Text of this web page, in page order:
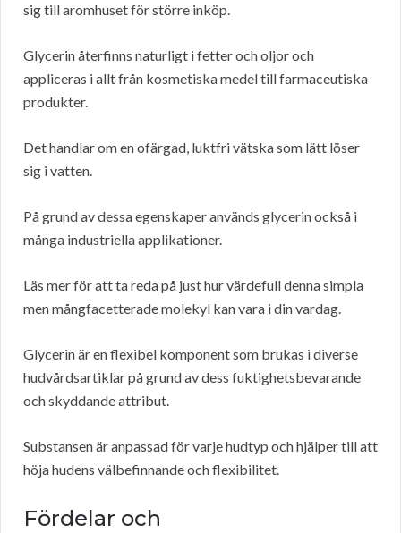
sig till aromhuset för större inköp.
Glycerin återfinns naturligt i fetter och oljor och
appliceras i allt från kosmetiska medel till farmaceutiska
produkter.
Det handlar om en ofärgad, luktfri vätska som lätt löser
sig i vatten.
På grund av dessa egenskaper används glycerin också i
många industriella applikationer.
Läs mer för att ta reda på just hur värdefull denna simpla
men mångfacetterade molekyl kan vara i din vardag.
Glycerin är en flexibel komponent som brukas i diverse
hudvårdsartiklar på grund av dess fuktighetsbevarande
och skyddande attribut.
Substansen är anpassad för varje hudtyp och hjälper till att
höja hudens välbefinnande och flexibilitet.
Fördelar och